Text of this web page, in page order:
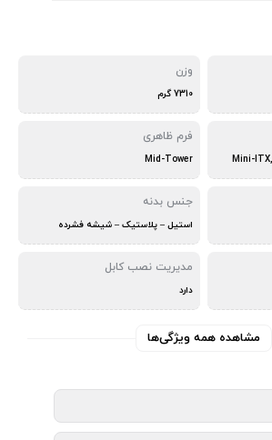
وزن
7310 گرم
Mini-
فرم ظاهری
Mid-Tower
جنس بدنه
استیل – پلاستیک – شیشه فشرده
مدیریت نصب کابل
دارد
مشاهده همه ویژگی‌ها